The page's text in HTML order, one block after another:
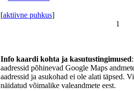
[aktiivne puhkus]
1
Info kaardi kohta ja kasutustingimused
aadressid põhinevad Google Maps
aadressid ja asukohad ei ole alati täpsed.
näidatud võimalike valeandmete eest.